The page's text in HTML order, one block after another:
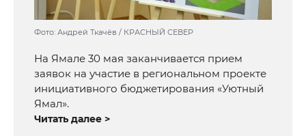
Фото: Андрей Ткачёв / КРАСНЫЙ СЕВЕР
На Ямале 30 мая заканчивается прием
заявок на участие в региональном проекте
инициативного бюджетирования «Уютный
Ямал».
Читать далее >